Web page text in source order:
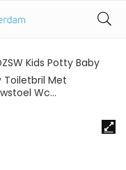
Kids Potty Baby
Toiletbril Met
Wc…